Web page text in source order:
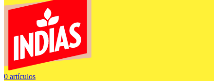
0 artículos